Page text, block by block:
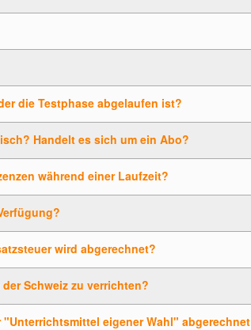
die Testphase abgelaufen ist?
Handelt es sich um ein Abo?
während einer Laufzeit?
wird abgerechnet?
Schweiz zu verrichten?
eigener Wahl"